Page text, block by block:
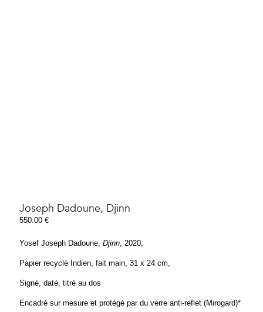
Joseph Dadoune, Djinn
550.00 €
Yosef Joseph Dadoune, Djinn, 2020,
Papier recyclé Indien, fait main, 31 x 24 cm,
Signé, daté, titré au dos
Encadré sur mesure et protégé par du verre anti-reflet (Mirogard)*